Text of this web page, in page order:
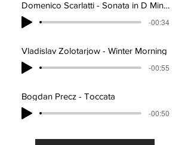
Domenico Scarlatti - Sonata in D Minor
-00:34
Vladislav Zolotarjow - Winter Morning
-00:55
Bogdan Precz - Toccata
-00:50